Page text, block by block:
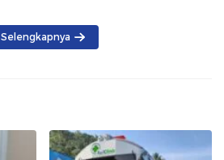
Selengkapnya